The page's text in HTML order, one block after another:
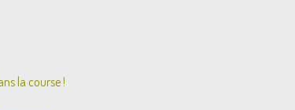
la course !